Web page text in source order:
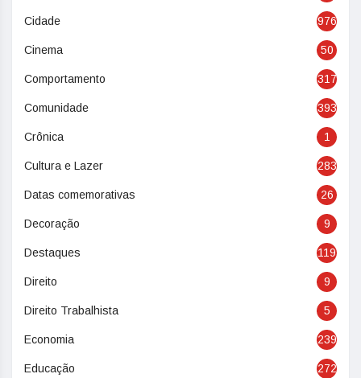
Cidade 976
Cinema 50
Comportamento 317
Comunidade 393
Crônica 1
Cultura e Lazer 283
Datas comemorativas 26
Decoração 9
Destaques 119
Direito 9
Direito Trabalhista 5
Economia 239
Educação 272